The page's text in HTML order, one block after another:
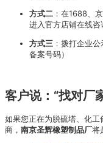
方式二 ：在1688、
进入官方店铺在线咨
方式三 ：拨打企业
备案号码）
客户说：“找对厂
如果您正在为脱硫塔、化
商， 南京圣辉橡塑制品厂将